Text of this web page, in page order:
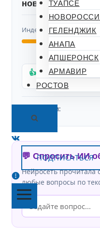
ТУАПСЕ
ГЕЛЕНДЖИК
АНАПА
АПШЕРОНСК
АРМАВИР
РОСТОВ
ПОДПИСАТЬСЯ
новости
Индекс доверия
👍 ПОДТВЕРЖДАЮ
ФАКТ
Источники:
💬 Спросить ИИ
Нейросеть прочитала
любые вопросы по